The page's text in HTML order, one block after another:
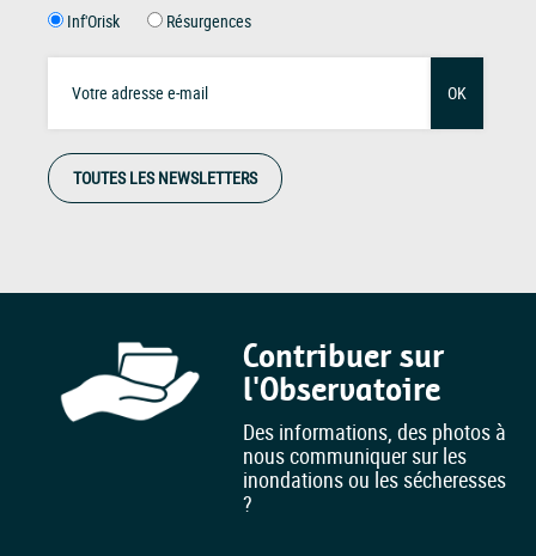
Inf'Orisk Résurgences
OK
TOUTES LES NEWSLETTERS
Contribuer sur
l'Observatoire
Des informations, des photos à
nous communiquer sur les
inondations ou les sécheresses
?